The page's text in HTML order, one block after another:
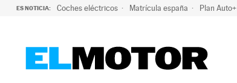
ES NOTICIA: Coches eléctricos Matrícula españa Plan Auto+